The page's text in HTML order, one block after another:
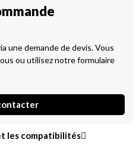
une demande de devis. Vous
ou utilisez notre formulaire
les compatibilités